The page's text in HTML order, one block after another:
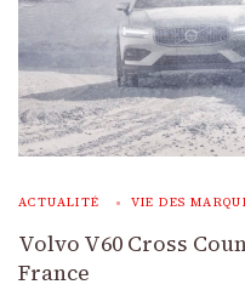
ACTUALITÉ VIE DES
Volvo V60 Cross
France